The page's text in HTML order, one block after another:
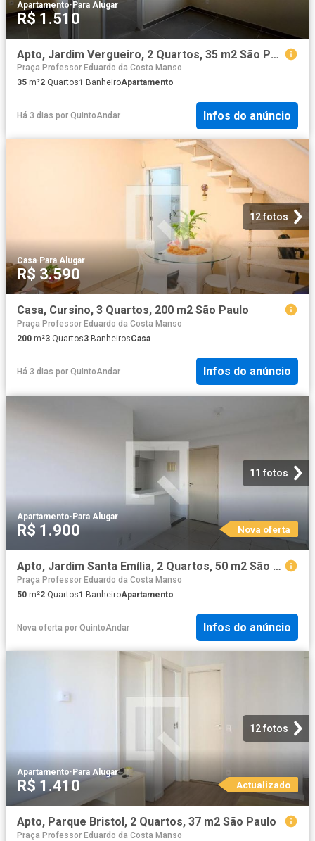
Apartamento·Para Alugar
R$ 1.510
Apto, Jardim Vergueiro, 2 Quartos, 35 m2 São Paulo
Praça Professor Eduardo da Costa Manso
35 m²2 Quartos1 BanheiroApartamento
Há 3 dias por QuintoAndar Infos do anúncio
12 fotos
Casa· Para Alugar
R$ 3.590
Casa, Cursino, 3 Quartos, 200 m2 São Paulo
Praça Professor Eduardo da Costa Manso
200 m²3 Quartos3 BanheirosCasa
Há 3 dias por QuintoAndar Infos do anúncio
11 fotos
Apartamento·Para Alugar
R$ 1.900 Nova oferta
Apto, Jardim Santa Emília, 2 Quartos, 50 m2 São Paulo
Praça Professor Eduardo da Costa Manso
50 m²2 Quartos1 BanheiroApartamento
Nova oferta por QuintoAndar Infos do anúncio
12 fotos
Apartamento· Para Alugar
R$ 1.410 Actualizado
Apto, Parque Bristol, 2 Quartos, 37 m2 São Paulo
Praça Professor Eduardo da Costa Manso